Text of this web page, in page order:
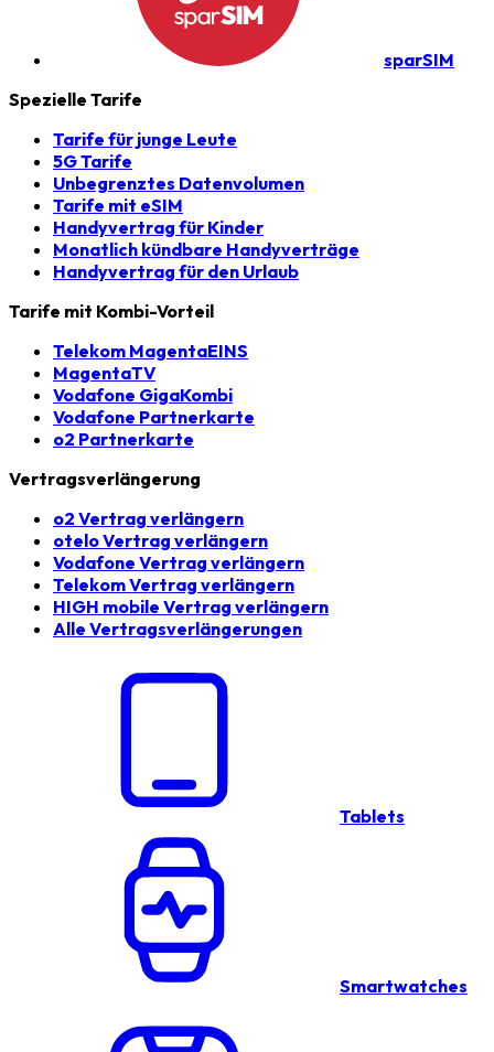
sparSIM
Spezielle Tarife
Tarife für junge Leute
5G Tarife
Unbegrenztes Datenvolumen
Tarife mit eSIM
Handyvertrag für Kinder
Monatlich kündbare Handyverträge
Handyvertrag für den Urlaub
Tarife mit Kombi-Vorteil
Telekom MagentaEINS
MagentaTV
Vodafone GigaKombi
Vodafone Partnerkarte
o2 Partnerkarte
Vertragsverlängerung
o2 Vertrag verlängern
otelo Vertrag verlängern
Vodafone Vertrag verlängern
Telekom Vertrag verlängern
HIGH mobile Vertrag verlängern
Alle Vertragsverlängerungen
Tablets
Smartwatches